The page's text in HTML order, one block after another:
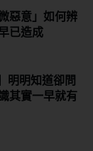
惡意」如何辨
已造成
明明知道卻問
其實一早就有